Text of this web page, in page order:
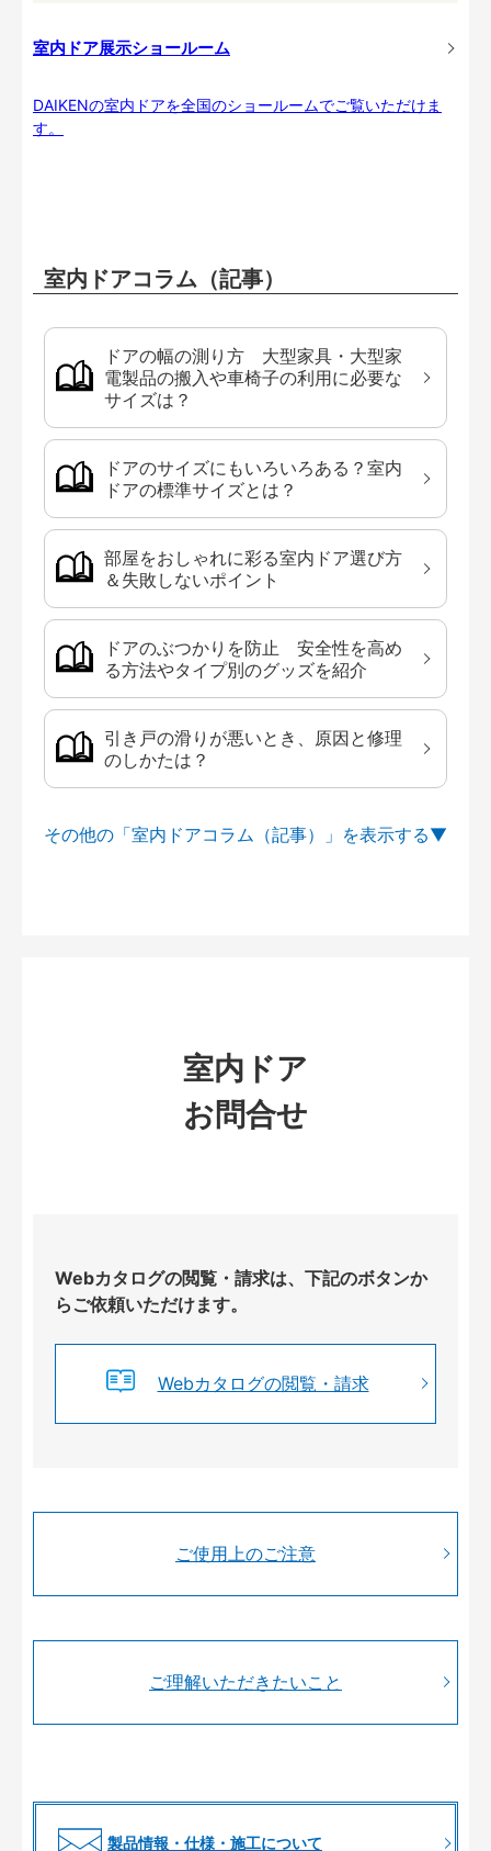
室内ドア展示ショールーム
DAIKENの室内ドアを全国のショールームでご覧いただけま
す。
室内ドアコラム（記事）
ドアの幅の測り方 大型家具・大型家
電製品の搬入や車椅子の利用に必要な
サイズは？
ドアのサイズにもいろいろある？室内
ドアの標準サイズとは？
部屋をおしゃれに彩る室内ドア選び方
＆失敗しないポイント
ドアのぶつかりを防止 安全性を高め
る方法やタイプ別のグッズを紹介
引き戸の滑りが悪いとき、原因と修理
のしかたは？
その他の「室内ドアコラム（記事）」を
室内ドア
お問合せ
Webカタログの閲覧・請求は、下記のボタンか
らご依頼いただけます。
Webカタログの閲覧・請求
ご使用上のご注意
ご理解いただきたいこと
製品情報・仕様・施工について